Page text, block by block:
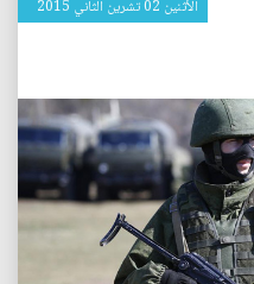
الأثنين 02 تشرين الثاني 2015